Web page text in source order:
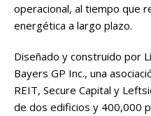
operacional, al tiempo que
energética a largo plazo.
Diseñado y construido por
Bayers GP Inc., una
REIT, Secure Capital y
de dos edificios y 400,000